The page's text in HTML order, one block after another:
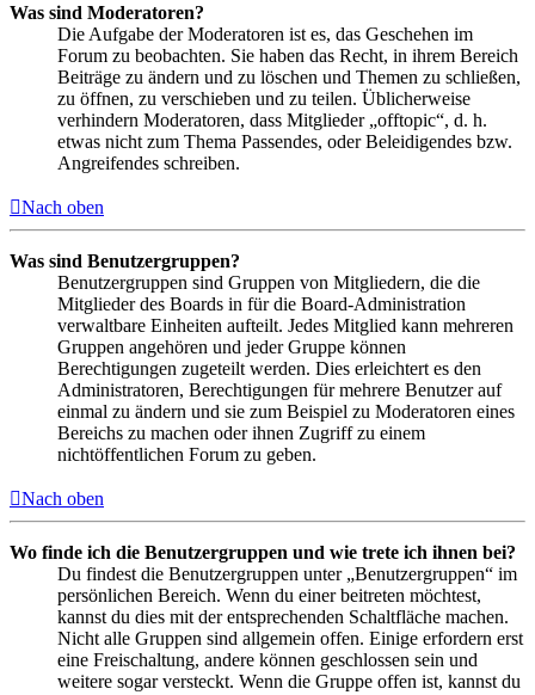
Was sind Moderatoren?
Die Aufgabe der Moderatoren ist es, das Geschehen im
Forum zu beobachten. Sie haben das Recht, in ihrem Bereich
Beiträge zu ändern und zu löschen und Themen zu schließen,
zu öffnen, zu verschieben und zu teilen. Üblicherweise
verhindern Moderatoren, dass Mitglieder „offtopic“, d. h.
etwas nicht zum Thema Passendes, oder Beleidigendes bzw.
Angreifendes schreiben.
Nach oben
Was sind Benutzergruppen?
Benutzergruppen sind Gruppen von Mitgliedern, die die
Mitglieder des Boards in für die Board-Administration
verwaltbare Einheiten aufteilt. Jedes Mitglied kann mehreren
Gruppen angehören und jeder Gruppe können
Berechtigungen zugeteilt werden. Dies erleichtert es den
Administratoren, Berechtigungen für mehrere Benutzer auf
einmal zu ändern und sie zum Beispiel zu Moderatoren eines
Bereichs zu machen oder ihnen Zugriff zu einem
nichtöffentlichen Forum zu geben.
Nach oben
Wo finde ich die Benutzergruppen und wie trete ich ihnen bei?
Du findest die Benutzergruppen unter „Benutzergruppen“ im
persönlichen Bereich. Wenn du einer beitreten möchtest,
kannst du dies mit der entsprechenden Schaltfläche machen.
Nicht alle Gruppen sind allgemein offen. Einige erfordern erst
eine Freischaltung, andere können geschlossen sein und
weitere sogar versteckt. Wenn die Gruppe offen ist, kannst du